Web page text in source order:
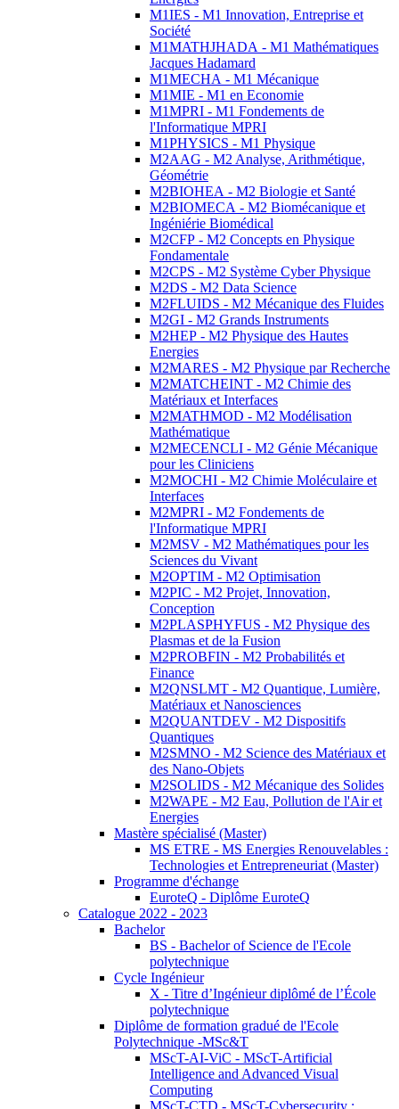
M1IES - M1 Innovation, Entreprise et
Société
M1MATHJHADA - M1 Mathématiques
Jacques Hadamard
M1MECHA - M1 Mécanique
M1MIE - M1 en Economie
M1MPRI - M1 Fondements de
l'Informatique MPRI
M1PHYSICS - M1 Physique
M2AAG - M2 Analyse, Arithmétique,
Géométrie
M2BIOHEA - M2 Biologie et Santé
M2BIOMECA - M2 Biomécanique et
Ingéniérie Biomédical
M2CFP - M2 Concepts en Physique
Fondamentale
M2CPS - M2 Système Cyber Physique
M2DS - M2 Data Science
M2FLUIDS - M2 Mécanique des Fluides
M2GI - M2 Grands Instruments
M2HEP - M2 Physique des Hautes
Energies
M2MARES - M2 Physique par Recherche
M2MATCHEINT - M2 Chimie des
Matériaux et Interfaces
M2MATHMOD - M2 Modélisation
Mathématique
M2MECENCLI - M2 Génie Mécanique
pour les Cliniciens
M2MOCHI - M2 Chimie Moléculaire et
Interfaces
M2MPRI - M2 Fondements de
l'Informatique MPRI
M2MSV - M2 Mathématiques pour les
Sciences du Vivant
M2OPTIM - M2 Optimisation
M2PIC - M2 Projet, Innovation,
Conception
M2PLASPHYFUS - M2 Physique des
Plasmas et de la Fusion
M2PROBFIN - M2 Probabilités et
Finance
M2QNSLMT - M2 Quantique, Lumière,
Matériaux et Nanosciences
M2QUANTDEV - M2 Dispositifs
Quantiques
M2SMNO - M2 Science des Matériaux et
des Nano-Objets
M2SOLIDS - M2 Mécanique des Solides
M2WAPE - M2 Eau, Pollution de l'Air et
Energies
Mastère spécialisé (Master)
MS ETRE - MS Energies Renouvelables :
Technologies et Entrepreneuriat (Master)
Programme d'échange
EuroteQ - Diplôme EuroteQ
Catalogue 2022 - 2023
Bachelor
BS - Bachelor of Science de l'Ecole
polytechnique
Cycle Ingénieur
X - Titre d’Ingénieur diplômé de l’École
polytechnique
Diplôme de formation gradué de l'Ecole
Polytechnique -MSc&T
MScT-AI-ViC - MScT-Artificial
Intelligence and Advanced Visual
Computing
MScT-CTD - MScT-Cybersecurity :